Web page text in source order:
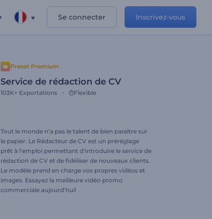
Se connecter Inscrivez-vous
Preset Premium
Service de rédaction de CV
103K+ Exportations Flexible
Tout le monde n'a pas le talent de bien paraître sur
le papier. Le Rédacteur de CV est un préréglage
prêt à l'emploi permettant d'introduire le service de
rédaction de CV et de fidéliser de nouveaux clients.
Le modèle prend en charge vos propres vidéos et
images. Essayez la meilleure vidéo promo
commerciale aujourd'hui!